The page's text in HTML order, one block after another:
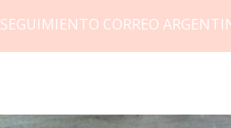
SEGUIMIENTO CORREO